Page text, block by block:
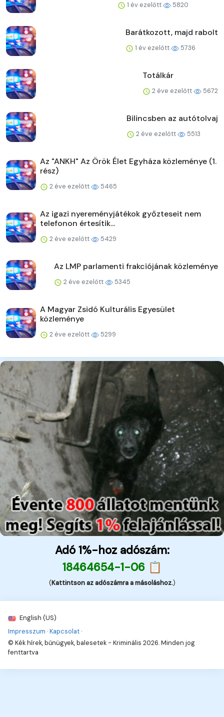
1 év ezelőtt 5820
Barátkozott, majd rabolt
1 év ezelőtt 5736
Totálkár
2 éve ezelőtt 5672
Bilincsben az autótolvaj
2 éve ezelőtt 5513
Az "ANKH" Az Örök Élet Egyháza közleménye (1.
rész)
2 éve ezelőtt 5465
Az igazi nyereményjátékok győzteseit nem
telefonon értesítik...
2 éve ezelőtt 5429
Az LMP parlamenti frakciójának közleménye
2 éve ezelőtt 5345
A Magyar Zsidó Kulturális Egyesület
közleménye
2 éve ezelőtt 5299
Adó 1%-hoz adószám:
18464654-1-06 📋
(Kattintson az adószámra a másoláshoz.)
English (US)
Impresszum ·Kapcsolat ·
© Kék hírek, bűnügyek, balesetek - Kriminális 2026. Minden jog
fenttartva